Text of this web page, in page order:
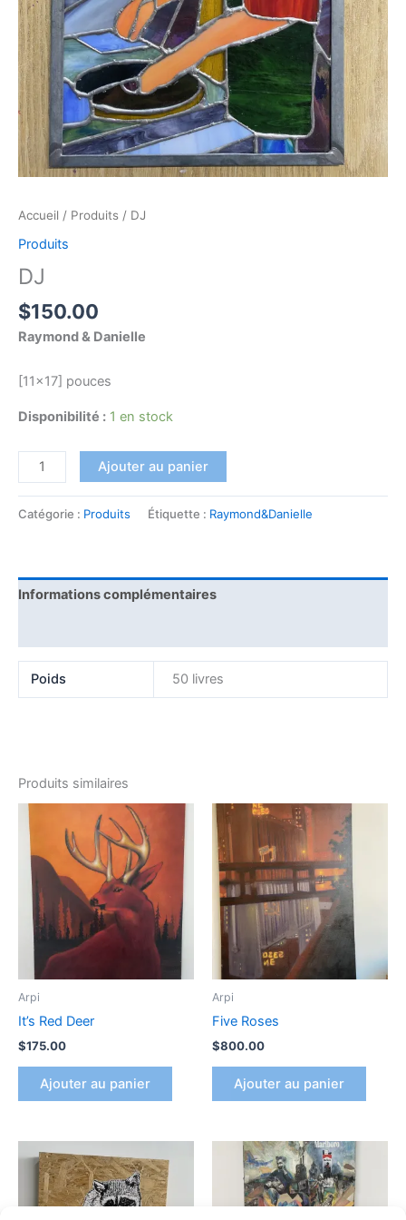
Accueil / Produits / DJ
Produits
DJ
$150.00
Raymond & Danielle
[11×17] pouces
Disponibilité : 1 en stock
Ajouter au panier
Catégorie : Produits Étiquette : Raymond&Danielle
Informations complémentaires
Poids 50 livres
Produits similaires
Arpi
It’s Red Deer
$175.00
Ajouter au panier
Arpi
Five Roses
$800.00
Ajouter au panier